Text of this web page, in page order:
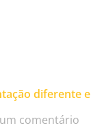
diferente e
comentário